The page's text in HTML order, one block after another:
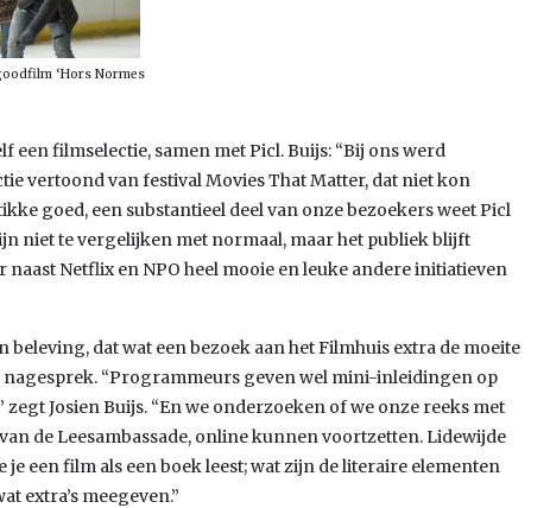
‘Hors Normes
een filmselectie, samen met Picl. Buijs: “Bij ons werd
vertoond van festival Movies That Matter, dat niet kon
goed, een substantieel deel van onze bezoekers weet Picl
niet te vergelijken met normaal, maar het publiek blijft
naast Netflix en NPO heel mooie en leuke andere initiatieven
beleving, dat wat een bezoek aan het Filmhuis extra de moeite
nagesprek. “Programmeurs geven wel mini-inleidingen op
zegt Josien Buijs. “En we onderzoeken of we onze reeks met
de Leesambassade, online kunnen voortzetten. Lidewijde
je een film als een boek leest; wat zijn de literaire elementen
extra’s meegeven.”